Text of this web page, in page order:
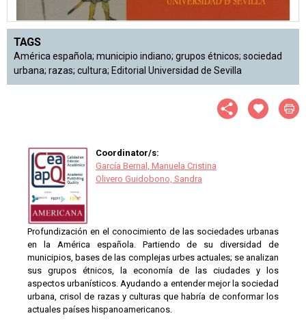
TAGS
América española; municipio indiano; grupos étnicos; sociedad
urbana; razas; cultura; Editorial Universidad de Sevilla
Coordinator/s:
García Bernal, Manuela Cristina
Olivero Guidobono, Sandra
Profundización en el conocimiento de las sociedades urbanas
en la América española. Partiendo de su diversidad de
municipios, bases de las complejas urbes actuales; se analizan
sus grupos étnicos, la economía de las ciudades y los
aspectos urbanísticos. Ayudando a entender mejor la sociedad
urbana, crisol de razas y culturas que habría de conformar los
actuales países hispanoamericanos.